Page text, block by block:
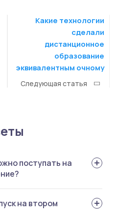
Какие технологии
сделали
дистанционное
образование
эквивалентным очному
Следующая статья
поступать на
бывают вузы, которые
лет, но мы таких не
на втором